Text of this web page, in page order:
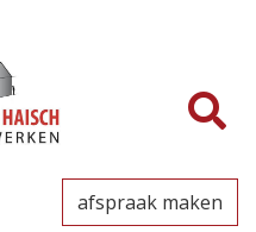
afspraak maken